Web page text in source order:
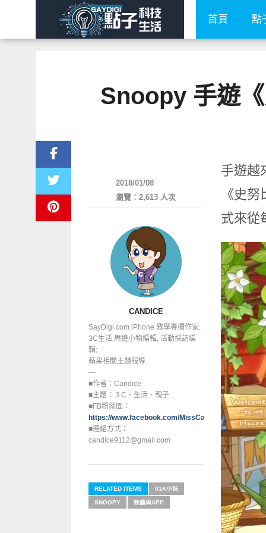
首頁 點
Snoopy 手遊
手遊越
《史
式來從
2018/01/08
瀏覽：2,613 人次
CANDICE
SayDigi.com iPhone 教學專欄作家;
3C生活,周邊小物編輯; 活動採訪編
輯;
蘋果相關主題報導.
—
■作者：Candice
■主題：３C、生活、親子
■FB粉絲團：
https://www.facebook.com/MissCandice112
■連絡方式：
candice9112@gmail.com
RELATED ITEMS 01K小妹
SNOOPY 軟體與APP